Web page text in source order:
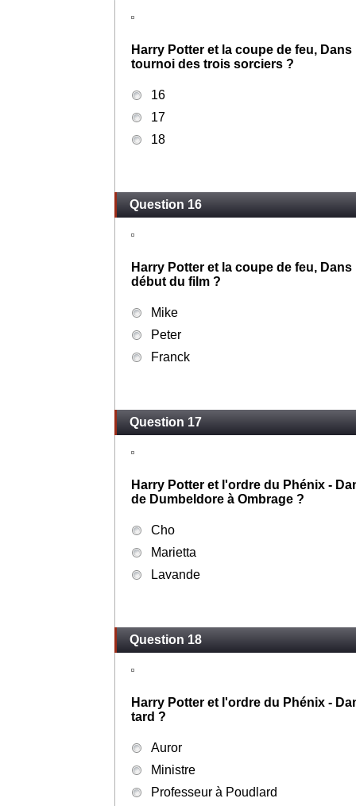
Harry Potter et la coupe de feu,
tournoi des trois sorciers ?
16
17
18
Question 16
Harry Potter et la coupe de feu,
début du film ?
Mike
Peter
Franck
Question 17
Harry Potter et l'ordre du Phénix -
de Dumbeldore à Ombrage ?
Cho
Marietta
Lavande
Question 18
Harry Potter et l'ordre du Phénix -
tard ?
Auror
Ministre
Professeur à Poudlard